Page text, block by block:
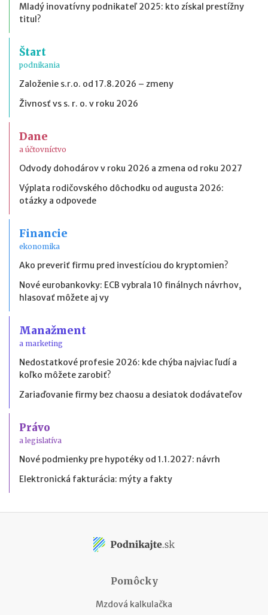
Mladý inovatívny podnikateľ 2025: kto získal prestížny
titul?
Štart
podnikania
Založenie s.r.o. od 17.8.2026 – zmeny
Živnosť vs s. r. o. v roku 2026
Dane
a účtovníctvo
Odvody dohodárov v roku 2026 a zmena od roku 2027
Výplata rodičovského dôchodku od augusta 2026:
otázky a odpovede
Financie
ekonomika
Ako preveriť firmu pred investíciou do kryptomien?
Nové eurobankovky: ECB vybrala 10 finálnych návrhov,
hlasovať môžete aj vy
Manažment
a marketing
Nedostatkové profesie 2026: kde chýba najviac ľudí a
koľko môžete zarobiť?
Zariaďovanie firmy bez chaosu a desiatok dodávateľov
Právo
a legislatíva
Nové podmienky pre hypotéky od 1.1.2027: návrh
Elektronická fakturácia: mýty a fakty
Pomôcky
Mzdová kalkulačka